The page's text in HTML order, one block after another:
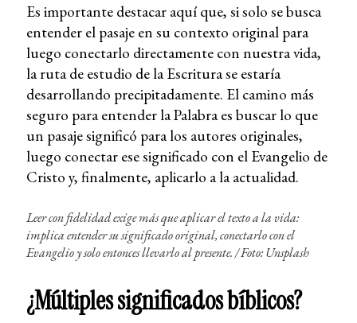
Es importante destacar aquí que, si solo se busca
entender el pasaje en su contexto original para
luego conectarlo directamente con nuestra vida,
la ruta de estudio de la Escritura se estaría
desarrollando precipitadamente. El camino más
seguro para entender la Palabra es buscar lo que
un pasaje significó para los autores originales,
luego conectar ese significado con el Evangelio de
Cristo y, finalmente, aplicarlo a la actualidad.
Leer con fidelidad exige más que aplicar el texto a la vida:
implica entender su significado original, conectarlo con el
Evangelio y solo entonces llevarlo al presente./Foto: Unsplash
¿Múltiples significados bíblicos?